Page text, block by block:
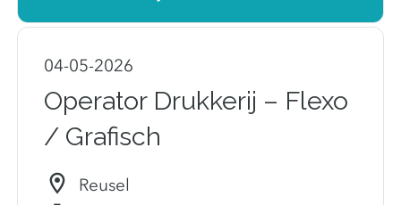
04-05-2026
Operator Drukkerij – Flexo
/ Grafisch
Reusel